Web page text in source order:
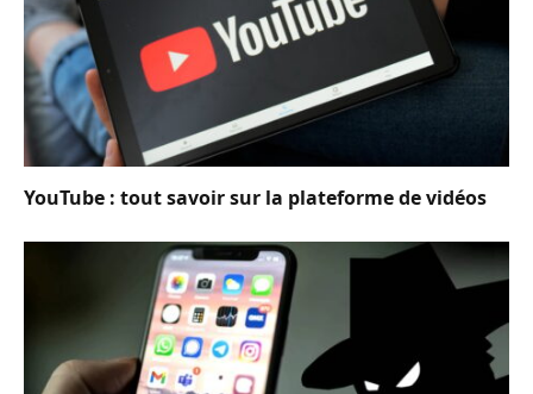
YouTube : tout savoir sur la plateforme de vidéos